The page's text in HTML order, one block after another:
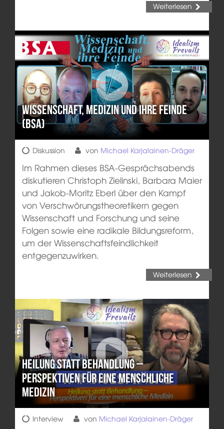
Weiterlesen
Wissenschaft, Medizin und ihre Feinde
(BSA)
Diskussion von Michael Karjalainen-Dräger
Im Rahmen dieses BSA-Gesprächsabends
diskutieren Christoph Zielinski, Barbara Maier
und Jakob-Moritz Eberl über den Kampf
von Verschwörungstheoretikern gegen
Wissenschaft und Forschung und seine
Folgen sowie eine radikale Bildungsreform,
um der Wissenschaftsfeindlichkeit
entgegenzuwirken.
Weiterlesen
Heilung statt Behandlung –
Perspektiven für eine menschliche
Medizin
Interview von Michael Karjalainen-Dräger